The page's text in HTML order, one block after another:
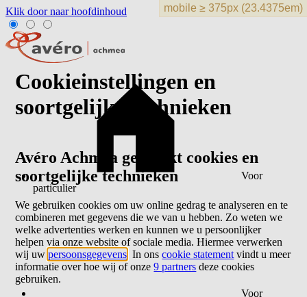
Klik door naar hoofdinhoud
Voor
particulier
Voor
Cookieinstellingen en
soortgelijke technieken
Avéro Achmea gebruikt cookies en
soortgelijke technieken
We gebruiken cookies om uw online gedrag te analyseren en te
combineren met gegevens die we van u hebben. Zo weten we
welke advertenties werken en kunnen we u persoonlijker
helpen via onze website of sociale media. Hiermee verwerken
wij uwpersoonsgegevens . In onscookie statement vindt u meer
informatie over hoe wij of onze9 partners deze cookies
gebruiken.